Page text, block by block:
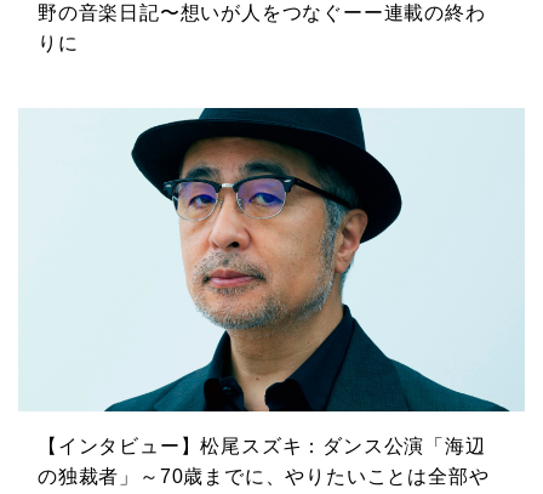
野の音楽日記〜想いが人をつなぐーー連載の終わ
りに
【インタビュー】松尾スズキ：ダンス公演「海辺
の独裁者」～70歳までに、やりたいことは全部や